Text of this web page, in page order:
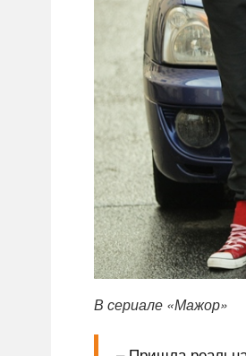
В сериале «Мажор»